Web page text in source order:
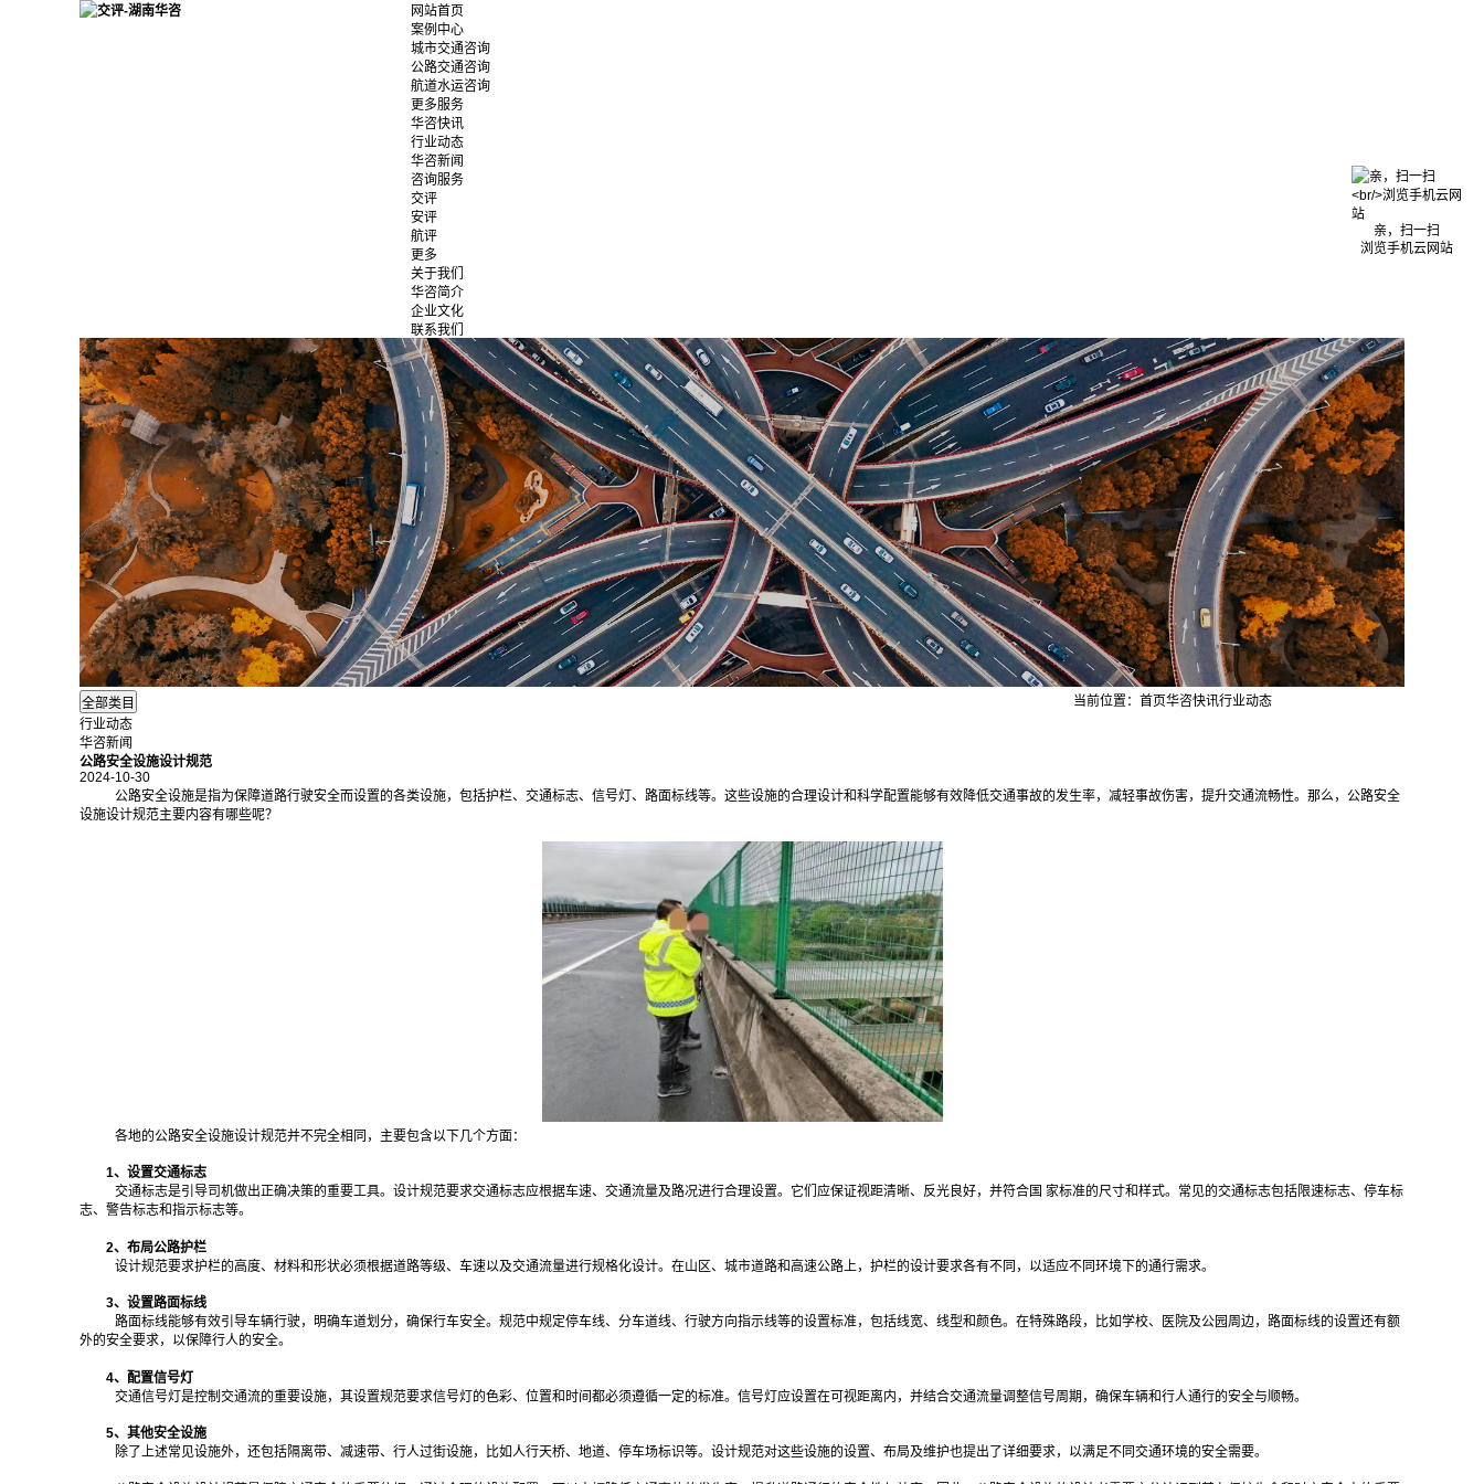
网站首页
案例中心
城市交通咨询
公路交通咨询
航道水运咨询
更多服务
华咨快讯
行业动态
华咨新闻
咨询服务
交评
安评
航评
更多
关于我们
华咨简介
企业文化
联系我们
行业动态
华咨新闻
当前位置： 首页华咨快讯行业动态
公路安全设施设计规范
2024-10-30
公路安全设施是指为保障道路行驶安全而设置的各类设施，包括护栏、交通标志、信号灯、路面标线等。这些设施的合理设计和科学配置能够有效降低交通事故的发生率，减轻事故伤害，提升交通流畅性。那么，公路安全
设施设计规范主要内容有哪些呢？
各地的公路安全设施设计规范并不完全相同，主要包含以下几个方面：
1、设置交通标志
交通标志是引导司机做出正确决策的重要工具。设计规范要求交通标志应根据车速、交通流量及路况进行合理设置。它们应保证视距清晰、反光良好，并符合国 家标准的尺寸和样式。常见的交通标志包括限速标志、停车标
志、警告标志和指示标志等。
2、布局公路护栏
设计规范要求护栏的高度、材料和形状必须根据道路等级、车速以及交通流量进行规格化设计。在山区、城市道路和高速公路上，护栏的设计要求各有不同，以适应不同环境下的通行需求。
3、设置路面标线
路面标线能够有效引导车辆行驶，明确车道划分，确保行车安全。规范中规定停车线、分车道线、行驶方向指示线等的设置标准，包括线宽、线型和颜色。在特殊路段，比如学校、医院及公园周边，路面标线的设置还有额
外的安全要求，以保障行人的安全。
4、配置信号灯
交通信号灯是控制交通流的重要设施，其设置规范要求信号灯的色彩、位置和时间都必须遵循一定的标准。信号灯应设置在可视距离内，并结合交通流量调整信号周期，确保车辆和行人通行的安全与顺畅。
5、其他安全设施
除了上述常见设施外，还包括隔离带、减速带、行人过街设施，比如人行天桥、地道、停车场标识等。设计规范对这些设施的设置、布局及维护也提出了详细要求，以满足不同交通环境的安全需要。
亲，扫一扫
浏览手机云网站